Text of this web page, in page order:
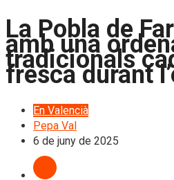
La Pobla de
amb una
tradicionals
fresca durant
En Valencià
Pepa Val
6 de juny de 2025